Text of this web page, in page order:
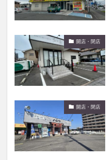
開店・閉店
開店・閉店